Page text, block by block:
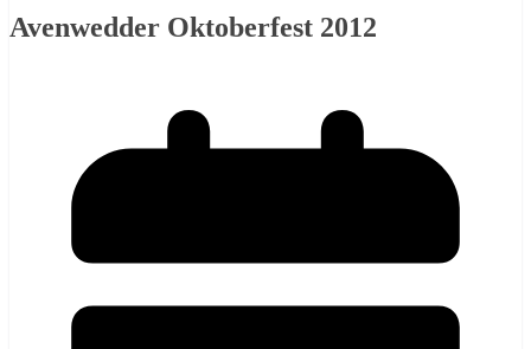
Avenwedder Oktoberfest 2012